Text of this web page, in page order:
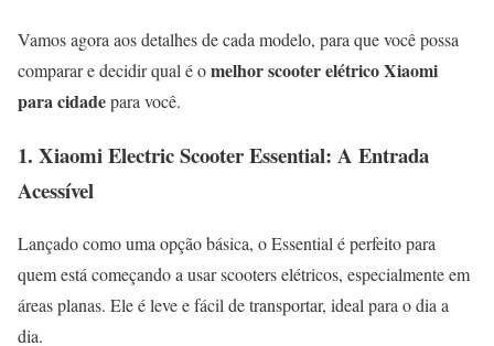
Vamos agora aos detalhes de cada modelo, para que você possa
comparar e decidir qual é omelhor scooter elétrico Xiaomi
para cidadepara você.
1. Xiaomi Electric Scooter Essential: A Entrada
Acessível
Lançado como uma opção básica, o Essential é perfeito para
quem está começando a usar scooters elétricos, especialmente em
áreas planas. Ele é leve e fácil de transportar, ideal para o dia a
dia.